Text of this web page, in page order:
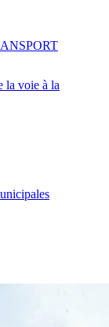
la voie à la